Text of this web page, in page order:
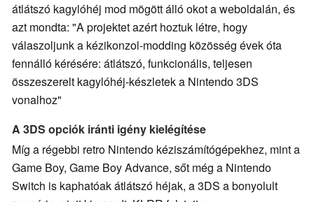
átlátszó kagylóhéj mod mögött álló okot a weboldalán, és
azt mondta: "A projektet azért hoztuk létre, hogy
válaszoljunk a kézikonzol-modding közösség évek óta
fennálló kérésére: átlátszó, funkcionális, teljesen
összeszerelt kagylóhéj-készletek a Nintendo 3DS
vonalhoz"
A 3DS opciók iránti igény kielégítése
Míg a régebbi retro Nintendo kéziszámítógépekhez, mint a
Game Boy, Game Boy Advance, sőt még a Nintendo
Switch is kaphatóak átlátszó héjak, a 3DS a bonyolult